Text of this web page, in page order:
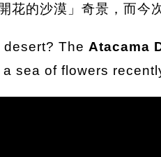
花的沙漠」奇景，而今
The Atacama
sea of flowers